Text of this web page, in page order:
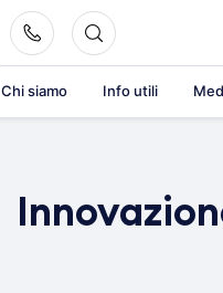
Chi siamo Info utili